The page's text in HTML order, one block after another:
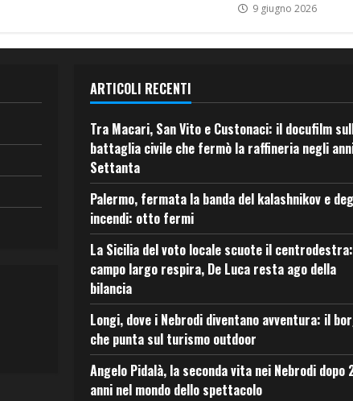
9 giugno 2026
ARTICOLI RECENTI
Tra Macari, San Vito e Custonaci: il docufilm
battaglia civile che fermò la raffineria negli
Settanta
Palermo, fermata la banda del kalashnikov e
incendi: otto fermi
La Sicilia del voto locale scuote il
campo largo respira, De Luca resta ago della
bilancia
Longi, dove i Nebrodi diventano avventura: il
che punta sul turismo outdoor
Angelo Pidalà, la seconda vita nei Nebrodi dopo
anni nel mondo dello spettacolo